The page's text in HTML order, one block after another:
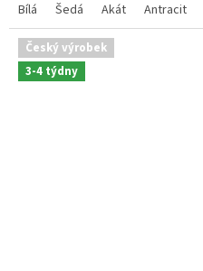
Bílá
Šedá Akát Antracit
Český výrobek
3-4 týdny